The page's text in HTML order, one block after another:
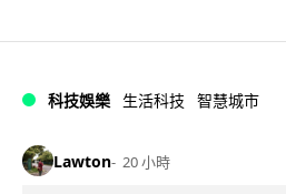
科技娛樂 生活科技 智慧城市
Lawton 20 小時